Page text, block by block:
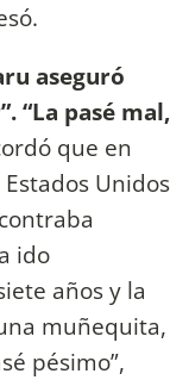
aseguró
“La pasé mal,
que en
Unidos
ido
años y la
muñequita,
pésimo”,